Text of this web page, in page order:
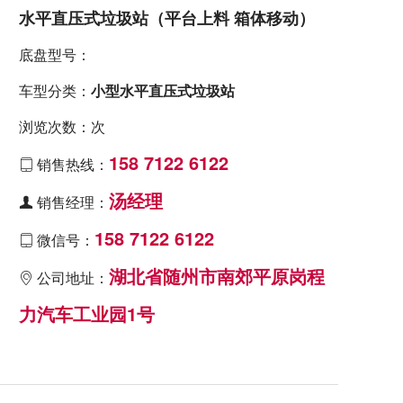
水平直压式垃圾站（平台上料 箱体移动）
底盘型号：
车型分类： 小型水平直压式垃圾站
浏览次数：次
 销售热线： 158 7122 6122
 销售经理： 汤经理
 微信号： 158 7122 6122
 公司地址： 湖北省随州市南郊平原岗程
力汽车工业园1号